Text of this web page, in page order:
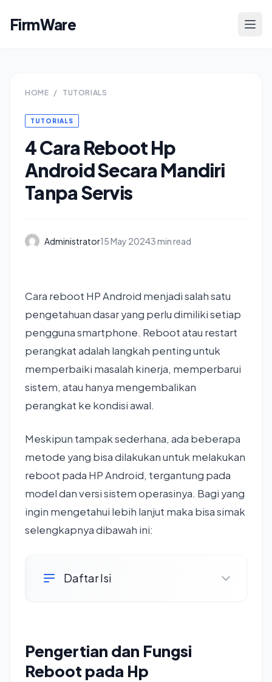
FirmWare
HOME / TUTORIALS
TUTORIALS
4 Cara Reboot Hp
Android Secara Mandiri
Tanpa Servis
Administrator15 May 20243 min read
Cara reboot HP Android menjadi salah satu
pengetahuan dasar yang perlu dimiliki setiap
pengguna smartphone. Reboot atau restart
perangkat adalah langkah penting untuk
memperbaiki masalah kinerja, memperbarui
sistem, atau hanya mengembalikan
perangkat ke kondisi awal.
Meskipun tampak sederhana, ada beberapa
metode yang bisa dilakukan untuk melakukan
reboot pada HP Android, tergantung pada
model dan versi sistem operasinya. Bagi yang
ingin mengetahui lebih lanjut maka bisa simak
selengkapnya dibawah ini:
Daftar Isi
Pengertian dan Fungsi
Reboot pada Hp